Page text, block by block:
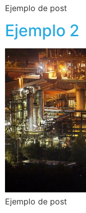
Ejemplo de post
Ejemplo 2
Ejemplo de post